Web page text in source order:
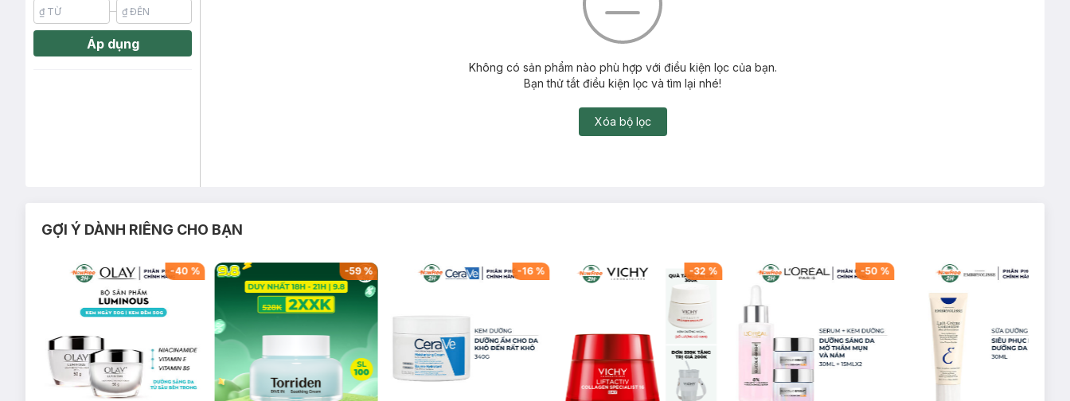
Áp dụng
Không có sản phẩm nào phù hợp với điều kiện lọc của bạn.
Bạn thử tắt điều kiện lọc và tìm lại nhé!
Xóa bộ lọc
GỢI Ý DÀNH RIÊNG CHO BẠN
-40 % -59% -16% -32 % -50 %